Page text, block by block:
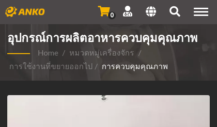
0
อุปกรณ์การผลิตอาหารควบคุมคุณภาพ
Home / หมวดหมู่เครื่องจักร
/
การใช้งานที่ขยายออกไป
/ การควบคุมคุณภาพ